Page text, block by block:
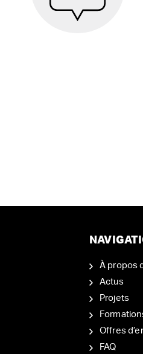
À propos
Actus
Projets
Offres
FAQ